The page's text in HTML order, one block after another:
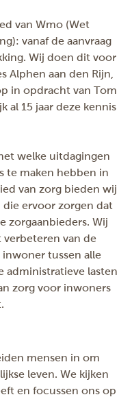
van Wmo (Wet
vanaf de aanvraag
Wij doen dit voor
Alphen aan den Rijn,
in opdracht van Tom
al 15 jaar deze kennis
welke uitdagingen
te maken hebben in
van zorg bieden wij
ervoor zorgen dat
zorgaanbieders. Wij
van de
tussen alle
administratieve lasten
zorg voor inwoners
mensen in om
leven. We kijken
en focussen ons op